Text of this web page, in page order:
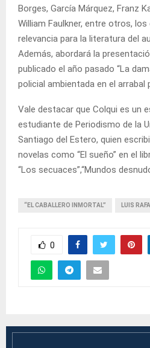
Borges, García Márquez, Franz
William Faulkner, entre otros,
relevancia para la literatura del
Además, abordará la
publicado el año pasado “La
policial ambientada en el arrabal
Vale destacar que Colqui es un
estudiante de Periodismo de la
Santiago del Estero, quien
novelas como “El sueño” en el
“Los secuaces”,“Mundos
“EL CABALLERO INMORTAL” LUIS
0